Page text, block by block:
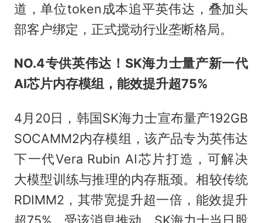
道，单位token成本追平英伟达，叠加头
部客户绑定，正式搅动行业垄断格局。
NO.4专供英伟达！SK海力士量产新一代
AI芯片内存模组，能效提升超75%
4月20日，韩国SK海力士宣布量产192GB
SOCAMM2内存模组，该产品专为英伟达
下一代Vera Rubin AI芯片打造，可解决
大模型训练与推理的内存瓶颈。相较传统
RDIMM2，其带宽提升超一倍，能效提升